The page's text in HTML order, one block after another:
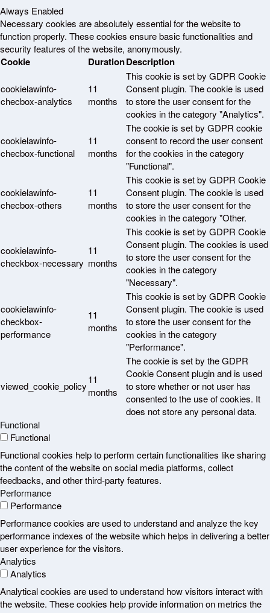
Always Enabled
Necessary cookies are absolutely essential for the website to
function properly. These cookies ensure basic functionalities and
security features of the website, anonymously.
Cookie DurationDescription
cookielawinfo-
checbox-analytics
11
months
This cookie is set by GDPR Cookie
Consent plugin. The cookie is used
to store the user consent for the
cookies in the category "Analytics".
cookielawinfo-
checbox-functional
11
months
The cookie is set by GDPR cookie
consent to record the user consent
for the cookies in the category
"Functional".
cookielawinfo-
checbox-others
11
months
This cookie is set by GDPR Cookie
Consent plugin. The cookie is used
to store the user consent for the
cookies in the category "Other.
cookielawinfo-
checkbox-necessary
11
months
This cookie is set by GDPR Cookie
Consent plugin. The cookies is used
to store the user consent for the
cookies in the category
"Necessary".
cookielawinfo-
checkbox-
performance
11
months
This cookie is set by GDPR Cookie
Consent plugin. The cookie is used
to store the user consent for the
cookies in the category
"Performance".
viewed_cookie_policy
11
months
The cookie is set by the GDPR
Cookie Consent plugin and is used
to store whether or not user has
consented to the use of cookies. It
does not store any personal data.
Functional
Functional
Functional cookies help to perform certain functionalities like sharing
the content of the website on social media platforms, collect
feedbacks, and other third-party features.
Performance
Performance
Performance cookies are used to understand and analyze the key
performance indexes of the website which helps in delivering a better
user experience for the visitors.
Analytics
Analytics
Analytical cookies are used to understand how visitors interact with
the website. These cookies help provide information on metrics the